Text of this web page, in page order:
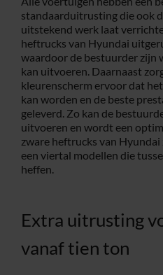
standaarduitrusting die ook
uitstekend werk laat
heftrucks van Hyundai
waardoor de bestuurder zijn
kan uitvoeren. Daarnaast
kleurenscherm ervoor dat
kan worden en de beste
geleverd. Zo kan de
uitvoeren en wordt een
zware heftrucks van
een viertal modellen die
heffen.
Extra uitrusting
vanaf tien ton